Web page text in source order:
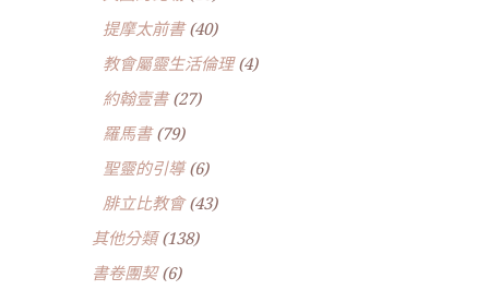
提摩太前書(40)
教會屬靈生活倫理(4)
約翰壹書(27)
羅馬書(79)
聖靈的引導(6)
腓立比教會(43)
其他分類(138)
書卷團契(6)